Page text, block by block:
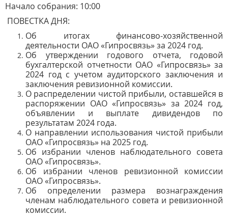
Начало собрания: 10:00
ПОВЕСТКА ДНЯ:
Об итогах финансово-хозяйственной
деятельности ОАО «Гипросвязь» за 2024 год.
Об утверждении годового отчета, годовой
бухгалтерской отчетности ОАО «Гипросвязь» за
2024 год с учетом аудиторского заключения и
заключения ревизионной комиссии.
О распределении чистой прибыли, оставшейся в
распоряжении ОАО «Гипросвязь» за 2024 год,
объявлении и выплате дивидендов по
результатам 2024 года.
О направлении использования чистой прибыли
ОАО «Гипросвязь» на 2025 год.
Об избрании членов наблюдательного совета
ОАО «Гипросвязь».
Об избрании членов ревизионной комиссии
ОАО «Гипросвязь».
Об определении размера вознаграждения
членам наблюдательного совета и ревизионной
комиссии.